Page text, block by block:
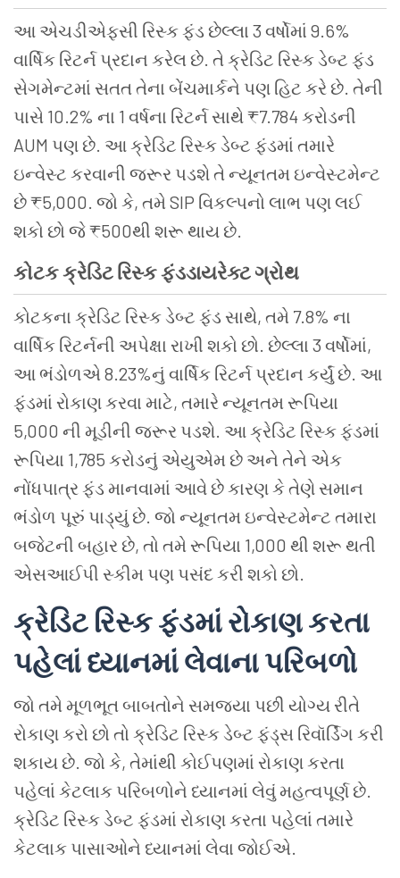
આ એચડીએફસી રિસ્ક ફંડ છેલ્લા 3 વર્ષોમાં 9.6%
વાર્ષિક રિટર્ન પ્રદાન કરેલ છે. તે ક્રેડિટ રિસ્ક ડેબ્ટ ફંડ
સેગમેન્ટમાં સતત તેના બેંચમાર્કને પણ હિટ કરે છે. તેની
પાસે 10.2% ના 1 વર્ષના રિટર્ન સાથે ₹7.784 કરોડની
AUM પણ છે. આ ક્રેડિટ રિસ્ક ડેબ્ટ ફંડમાં તમારે
ઇન્વેસ્ટ કરવાની જરૂર પડશે તે ન્યૂનતમ ઇન્વેસ્ટમેન્ટ
છે ₹5,000. જો કે, તમે SIP વિકલ્પનો લાભ પણ લઈ
શકો છો જે ₹500થી શરૂ થાય છે.
કોટકક્રેડિટરિસ્કફંડડાયરેક્ટગ્રોથ
કોટકના ક્રેડિટ રિસ્ક ડેબ્ટ ફંડ સાથે, તમે 7.8% ના
વાર્ષિક રિટર્નની અપેક્ષા રાખી શકો છો. છેલ્લા 3 વર્ષોમાં,
આ ભંડોળએ 8.23%નું વાર્ષિક રિટર્ન પ્રદાન કર્યું છે. આ
ફંડમાં રોકાણ કરવા માટે, તમારે ન્યૂનતમ રૂપિયા
5,000 ની મૂડીની જરૂર પડશે. આ ક્રેડિટ રિસ્ક ફંડમાં
રૂપિયા 1,785 કરોડનું એયુએમ છે અને તેને એક
નોંધપાત્ર ફંડ માનવામાં આવે છે કારણ કે તેણે સમાન
ભંડોળ પૂરું પાડ્યું છે. જો ન્યૂનતમ ઇન્વેસ્ટમેન્ટ તમારા
બજેટની બહાર છે, તો તમે રૂપિયા 1,000 થી શરૂ થતી
એસઆઈપી સ્કીમ પણ પસંદ કરી શકો છો.
ક્રેડિટ રિસ્કફંડમાંરોકાણકરતા
પહેલાંધ્યાનમાંલેવાનાપરિબળો
જો તમે મૂળભૂત બાબતોને સમજ્યા પછી યોગ્ય રીતે
રોકાણ કરો છો તો ક્રેડિટ રિસ્ક ડેબ્ટ ફંડ્સ રિવૉર્ડિંગ કરી
શકાય છે. જો કે, તેમાંથી કોઈપણમાં રોકાણ કરતા
પહેલાં કેટલાક પરિબળોને ધ્યાનમાં લેવું મહત્વપૂર્ણ છે.
ક્રેડિટ રિસ્ક ડેબ્ટ ફંડમાં રોકાણ કરતા પહેલાં તમારે
કેટલાક પાસાઓને ધ્યાનમાં લેવા જોઈએ.